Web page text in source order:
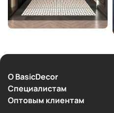
О BasicDecor
Cпециалистам
Оптовым клиентам